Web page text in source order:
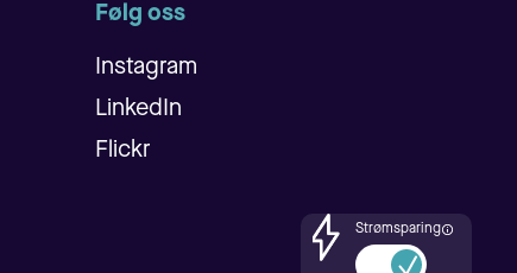
Strømsparing
Følg oss
Instagram
LinkedIn
Flickr